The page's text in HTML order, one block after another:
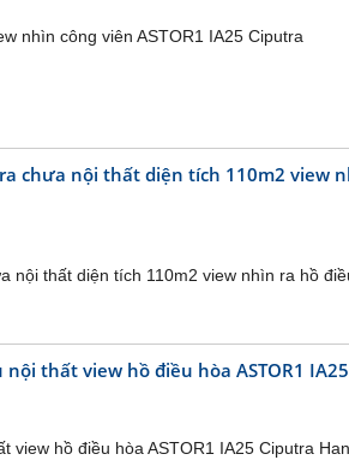
với 20 làn tập được trang bị
nhìn công viên ASTOR1 IA25 Ciputra
chưa nội thất diện tích 110m2 view
nội thất diện tích 110m2 view nhìn ra hồ
thất view hồ điều hòa ASTOR1
hồ điều hòa ASTOR1 IA25 Ciputra